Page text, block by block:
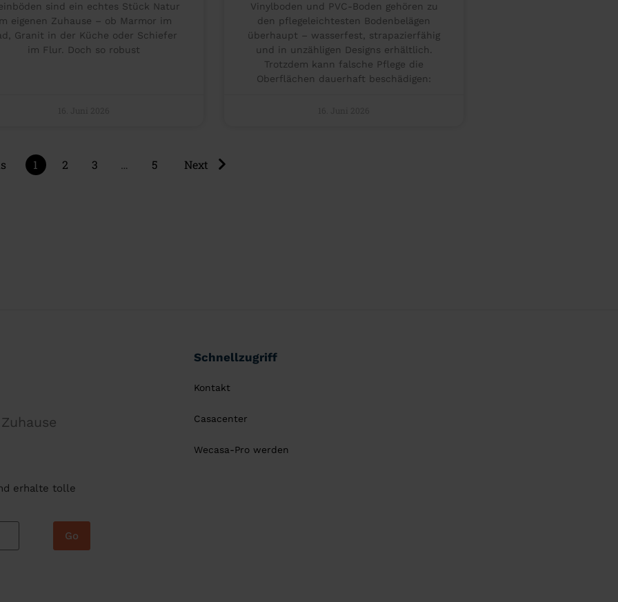
sind ein echtes Stück Natur
eigenen Zuhause – ob Marmor im
Granit in der Küche oder Schiefer
im Flur. Doch so robust
Vinylboden und PVC-Boden gehören zu
den pflegeleichtesten Bodenbelägen
überhaupt – wasserfest, strapazierfähig
und in unzähligen Designs erhältlich.
Trotzdem kann falsche Pflege die
Oberflächen dauerhaft beschädigen:
1 2 3 … 5 Next
erhalte tolle
Go
Schnellzugriff
Kontakt
Casacenter
Wecasa-Pro werden